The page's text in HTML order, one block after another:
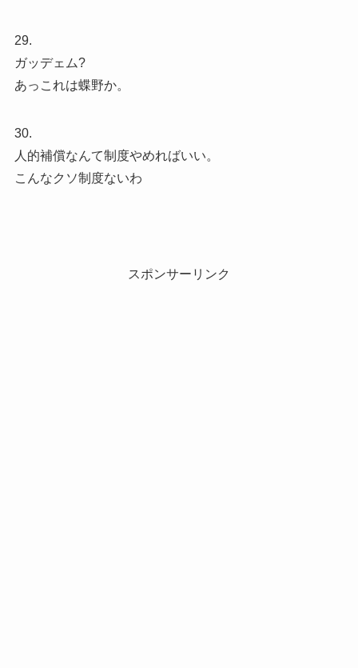
29.
ガッデェム?
あっこれは蝶野か。
30.
人的補償なんて制度やめればいい。
こんなクソ制度ないわ
スポンサーリンク